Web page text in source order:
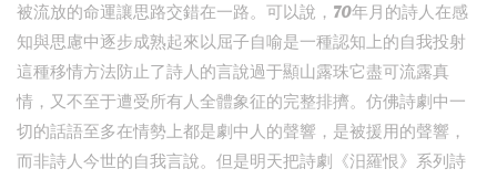
被流放的命運讓思路交錯在一路。可以說，70年月的詩人在感
知與思慮中逐步成熟起來以屈子自喻是一種認知上的自我投射
這種移情方法防止了詩人的言說過于顯山露珠它盡可流露真
情，又不至于遭受所有人全體象征的完整排擠。仿佛詩劇中一
切的話語至多在情勢上都是劇中人的聲響，是被援用的聲響，
而非詩人今世的自我言說。但是明天把詩劇《汨羅恨》系列詩